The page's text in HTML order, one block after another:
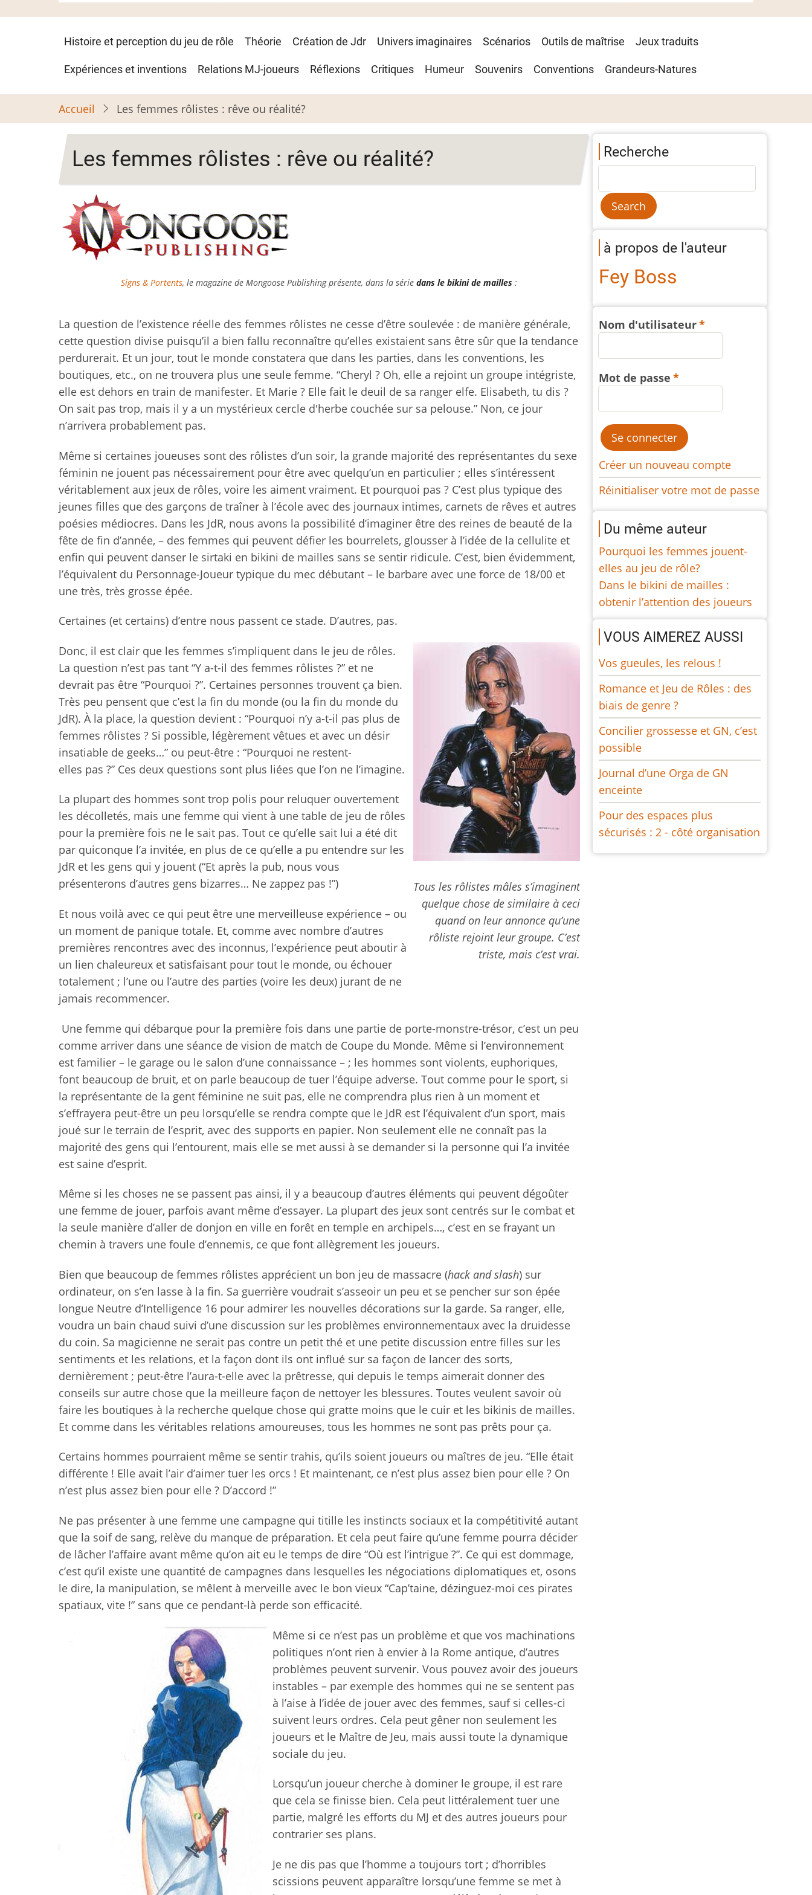
Navigation
principale
Histoire et perception du jeu de rôle Théorie Création de Jdr Univers imaginaires Scénarios Outils de maîtrise Jeux traduits
Expériences et inventions Relations MJ-joueurs Réflexions Critiques Humeur Souvenirs Conventions Grandeurs-Natures
Accueil Les femmes rôlistes : rêve ou réalité?
Les femmes rôlistes : rêve ou réalité?
Signs & Portents, le magazine de Mongoose Publishing présente, dans la sériedans le bikini de mailles :
La question de l’existence réelle des femmes rôlistes ne cesse d’être soulevée : de manière générale,
cette question divise puisqu’il a bien fallu reconnaître qu’elles existaient sans être sûr que la tendance
perdurerait. Et un jour, tout le monde constatera que dans les parties, dans les conventions, les
boutiques, etc., on ne trouvera plus une seule femme. “Cheryl ? Oh, elle a rejoint un groupe intégriste,
elle est dehors en train de manifester. Et Marie ? Elle fait le deuil de sa ranger elfe. Elisabeth, tu dis ?
On sait pas trop, mais il y a un mystérieux cercle d'herbe couchée sur sa pelouse.” Non, ce jour
n’arrivera probablement pas.
Même si certaines joueuses sont des rôlistes d’un soir, la grande majorité des représentantes du sexe
féminin ne jouent pas nécessairement pour être avec quelqu’un en particulier ; elles s’intéressent
véritablement aux jeux de rôles, voire les aiment vraiment. Et pourquoi pas ? C’est plus typique des
jeunes filles que des garçons de traîner à l’école avec des journaux intimes, carnets de rêves et autres
poésies médiocres. Dans les JdR, nous avons la possibilité d’imaginer être des reines de beauté de la
fête de fin d’année, – des femmes qui peuvent défier les bourrelets, glousser à l’idée de la cellulite et
enfin qui peuvent danser le sirtaki en bikini de mailles sans se sentir ridicule. C’est, bien évidemment,
l’équivalent du Personnage-Joueur typique du mec débutant – le barbare avec une force de 18/00 et
une très, très grosse épée.
Certaines (et certains) d’entre nous passent ce stade. D’autres, pas.
Tous les rôlistes mâles s’imaginent
quelque chose de similaire à ceci
quand on leur annonce qu’une
rôliste rejoint leur groupe. C’est
triste, mais c’est vrai.
Donc, il est clair que les femmes s’impliquent dans le jeu de rôles.
La question n’est pas tant “Y a-t-il des femmes rôlistes ?” et ne
devrait pas être “Pourquoi ?”. Certaines personnes trouvent ça bien.
Très peu pensent que c’est la fin du monde (ou la fin du monde du
JdR). À la place, la question devient : “Pourquoi n’y a-t-il pas plus de
femmes rôlistes ? Si possible, légèrement vêtues et avec un désir
insatiable de geeks…” ou peut-être : “Pourquoi ne restent-
elles pas ?” Ces deux questions sont plus liées que l’on ne l’imagine.
La plupart des hommes sont trop polis pour reluquer ouvertement
les décolletés, mais une femme qui vient à une table de jeu de rôles
pour la première fois ne le sait pas. Tout ce qu’elle sait lui a été dit
par quiconque l’a invitée, en plus de ce qu’elle a pu entendre sur les
JdR et les gens qui y jouent (“Et après la pub, nous vous
présenterons d’autres gens bizarres… Ne zappez pas !”)
Et nous voilà avec ce qui peut être une merveilleuse expérience – ou
un moment de panique totale. Et, comme avec nombre d’autres
premières rencontres avec des inconnus, l’expérience peut aboutir à
un lien chaleureux et satisfaisant pour tout le monde, ou échouer
totalement ; l’une ou l’autre des parties (voire les deux) jurant de ne
jamais recommencer.
Une femme qui débarque pour la première fois dans une partie de porte-monstre-trésor, c’est un peu
comme arriver dans une séance de vision de match de Coupe du Monde. Même si l’environnement
est familier – le garage ou le salon d’une connaissance – ; les hommes sont violents, euphoriques,
font beaucoup de bruit, et on parle beaucoup de tuer l’équipe adverse. Tout comme pour le sport, si
la représentante de la gent féminine ne suit pas, elle ne comprendra plus rien à un moment et
s’effrayera peut-être un peu lorsqu’elle se rendra compte que le JdR est l’équivalent d’un sport, mais
joué sur le terrain de l’esprit, avec des supports en papier. Non seulement elle ne connaît pas la
majorité des gens qui l’entourent, mais elle se met aussi à se demander si la personne qui l’a invitée
est saine d’esprit.
Même si les choses ne se passent pas ainsi, il y a beaucoup d’autres éléments qui peuvent dégoûter
une femme de jouer, parfois avant même d’essayer. La plupart des jeux sont centrés sur le combat et
la seule manière d’aller de donjon en ville en forêt en temple en archipels…, c’est en se frayant un
chemin à travers une foule d’ennemis, ce que font allègrement les joueurs.
Bien que beaucoup de femmes rôlistes apprécient un bon jeu de massacre (hack and slash) sur
ordinateur, on s’en lasse à la fin. Sa guerrière voudrait s’asseoir un peu et se pencher sur son épée
longue Neutre d’Intelligence 16 pour admirer les nouvelles décorations sur la garde. Sa ranger, elle,
voudra un bain chaud suivi d’une discussion sur les problèmes environnementaux avec la druidesse
du coin. Sa magicienne ne serait pas contre un petit thé et une petite discussion entre filles sur les
sentiments et les relations, et la façon dont ils ont influé sur sa façon de lancer des sorts,
dernièrement ; peut-être l’aura-t-elle avec la prêtresse, qui depuis le temps aimerait donner des
conseils sur autre chose que la meilleure façon de nettoyer les blessures. Toutes veulent savoir où
faire les boutiques à la recherche quelque chose qui gratte moins que le cuir et les bikinis de mailles.
Et comme dans les véritables relations amoureuses, tous les hommes ne sont pas prêts pour ça.
Certains hommes pourraient même se sentir trahis, qu’ils soient joueurs ou maîtres de jeu. “Elle était
différente ! Elle avait l’air d’aimer tuer les orcs ! Et maintenant, ce n’est plus assez bien pour elle ? On
n’est plus assez bien pour elle ? D’accord !”
Ne pas présenter à une femme une campagne qui titille les instincts sociaux et la compétitivité autant
que la soif de sang, relève du manque de préparation. Et cela peut faire qu’une femme pourra décider
de lâcher l’affaire avant même qu’on ait eu le temps de dire “Où est l’intrigue ?”. Ce qui est dommage,
c’est qu’il existe une quantité de campagnes dans lesquelles les négociations diplomatiques et, osons
le dire, la manipulation, se mêlent à merveille avec le bon vieux “Cap’taine, dézinguez-moi ces pirates
spatiaux, vite !” sans que ce pendant-là perde son efficacité.
Même si ce n’est pas un problème et que vos machinations
politiques n’ont rien à envier à la Rome antique, d’autres
problèmes peuvent survenir. Vous pouvez avoir des joueurs
instables – par exemple des hommes qui ne se sentent pas
à l’aise à l’idée de jouer avec des femmes, sauf si celles-ci
suivent leurs ordres. Cela peut gêner non seulement les
joueurs et le Maître de Jeu, mais aussi toute la dynamique
sociale du jeu.
Lorsqu’un joueur cherche à dominer le groupe, il est rare
que cela se finisse bien. Cela peut littéralement tuer une
partie, malgré les efforts du MJ et des autres joueurs pour
contrarier ses plans.
Je ne dis pas que l’homme a toujours tort ; d’horribles
scissions peuvent apparaître lorsqu’une femme se met à
Recherche
à propos de l'auteur
Fey Boss
Nom d'utilisateur
Mot de passe
Créer un nouveau compte
Réinitialiser votre mot de passe
Du même auteur
Pourquoi les femmes jouent-
elles au jeu de rôle?
Dans le bikini de mailles :
obtenir l’attention des joueurs
VOUS AIMEREZ AUSSI
Vos gueules, les relous !
Romance et Jeu de Rôles : des
biais de genre ?
Concilier grossesse et GN, c’est
possible
Journal d’une Orga de GN
enceinte
Pour des espaces plus
sécurisés : 2 - côté organisation